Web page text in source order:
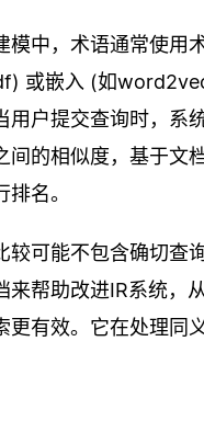
模中，术语通常使用
或嵌入 (如
用户提交查询时，系
间的相似度，基于文
名。
较可能不包含确切查
来帮助改进IR系统，
更有效。它在处理同